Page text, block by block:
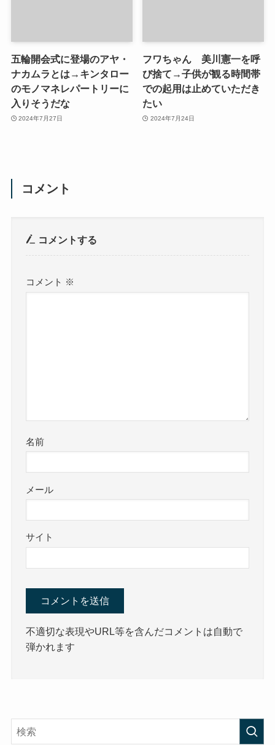
五輪開会式に登場のアヤ・
ナカムラとは→キンタロー
のモノマネレパートリーに
入りそうだな
2024年7月27日
フワちゃん 美川憲一を呼
び捨て→子供が観る時間帯
での起用は止めていただき
たい
2024年7月24日
コメント
コメントする
コメント ※
名前
メール
サイト
不適切な表現やURL等を含んだコメントは自動で
弾かれます